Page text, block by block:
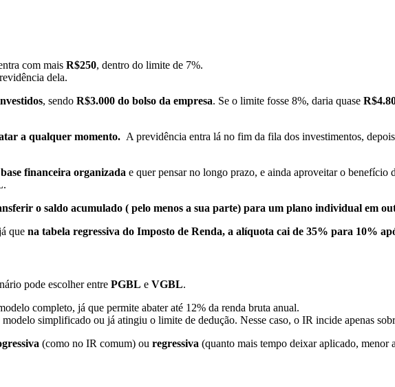
com mais R$250, dentro do limite de 7%.
dela.
, sendo R$3.000 do bolso da empresa. Se o limite fosse 8%, daria quase
a qualquer momento. A previdência entra lá no fim da fila dos investimentos,
financeira organizada e quer pensar no longo prazo, e ainda aproveitar o benefício
o saldo acumulado ( pelo menos a sua parte) para um plano individual em
que na tabela regressiva do Imposto de Renda, a alíquota cai de 35% para 10%
pode escolher entre PGBL e VGBL.
completo, já que permite abater até 12% da renda bruta anual.
simplificado ou já atingiu o limite de dedução. Nesse caso, o IR incide apenas
(como no IR comum) ou regressiva (quanto mais tempo deixar aplicado, menor